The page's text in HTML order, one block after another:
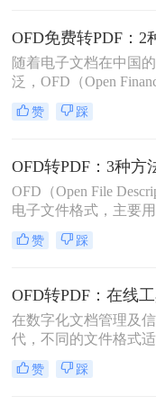
ofd文件如何转换成pdf
将介绍三种将OFD文
式的方法。
随着电子文档在中国
泛，OFD（Open
Document）格式作为
电子发票格式，其重要
将OFD文件转换为更
式，以便于跨平台共
ofd文件如何免费转换
为了帮助大家更好地
本文将介绍两种免费的
松实现OFD到PDF的转
赞 踩
OFD（Open File
电子文件格式，主要
存储和交换。然而，
将OFD文件转换成PDF
文件如何转换成pdf格
您介绍三种简单的方
OFD文件转换为PDF
赞 踩
在数字化文档管理及
代，不同的文件格式
境。开放式文档格式（
推出的一种电子文档文
赞 踩